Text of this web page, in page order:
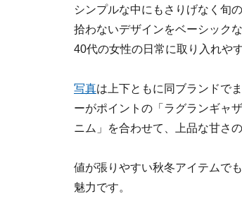
シンプルな中にもさりげなく旬
拾わないデザインをベーシック
40代の女性の日常に取り入れや
写真は上下ともに同ブランドで
ーがポイントの「ラグランギャ
ニム」を合わせて、上品な甘さ
値が張りやすい秋冬アイテムで
魅力です。